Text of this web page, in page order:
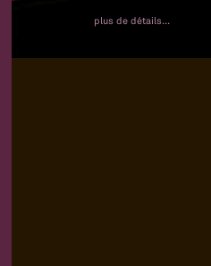
plus de détails...